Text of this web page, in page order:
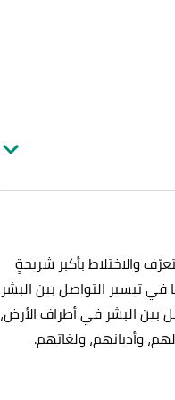
والاختلاط بأكبر شريحةٍ
تيسير التواصل بين البشر
بين البشر في أطراف الأرض،
وأديانهم، ولغاتهم.